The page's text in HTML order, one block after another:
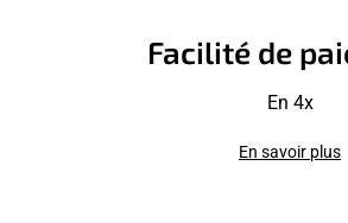
Facilité de
En 4x
En savoir plus